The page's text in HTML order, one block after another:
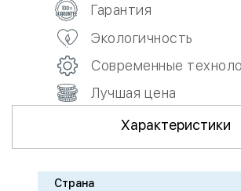
Гарантия
Экологичность
Современные
Лучшая цена
Характеристики
Страна